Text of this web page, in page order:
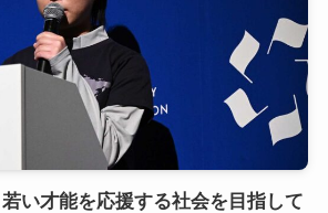
い才能を応援する社会を目指して